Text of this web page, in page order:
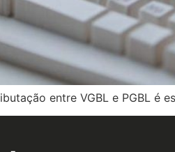
entre VGBL e PGBL é